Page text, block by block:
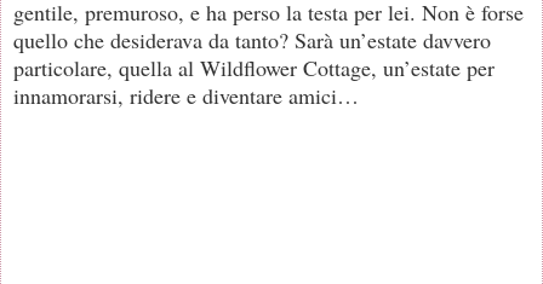
gentile, premuroso, e ha perso la testa per lei. Non è forse
quello che desiderava da tanto? Sarà un’estate davvero
particolare, quella al Wildflower Cottage, un’estate per
innamorarsi, ridere e diventare amici…